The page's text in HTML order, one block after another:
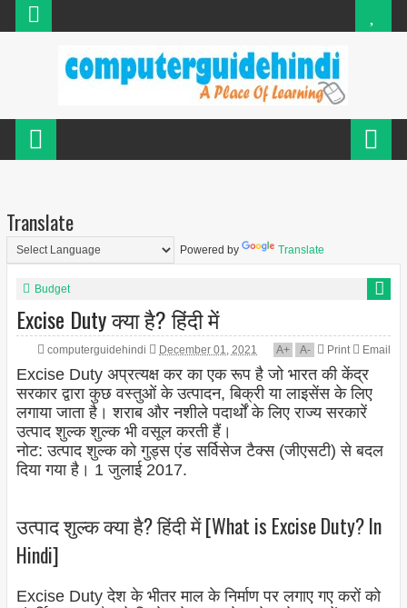
Translate
Powered by Translate
Budget
Excise Duty क्या है? हिंदी में
computerguidehindi December 01, 2021 A+ A- Print Email
Excise Duty अप्रत्यक्ष कर का एक रूप है जो भारत की केंद्र
सरकार द्वारा कुछ वस्तुओं के उत्पादन, बिक्री या लाइसेंस के लिए
लगाया जाता है। शराब और नशीले पदार्थों के लिए राज्य सरकारें
उत्पाद शुल्क शुल्क भी वसूल करती हैं।
नोट: उत्पाद शुल्क को गुड्स एंड सर्विसेज टैक्स (जीएसटी) से बदल
दिया गया है। 1 जुलाई 2017.
उत्पाद शुल्क क्या है? हिंदी में [What is Excise Duty? In
Hindi]
Excise Duty देश के भीतर माल के निर्माण पर लगाए गए करों को